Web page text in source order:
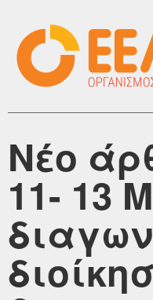
Νέο
11- 13